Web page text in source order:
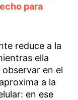
para
reduce a la
ella
en el
a la
en ese